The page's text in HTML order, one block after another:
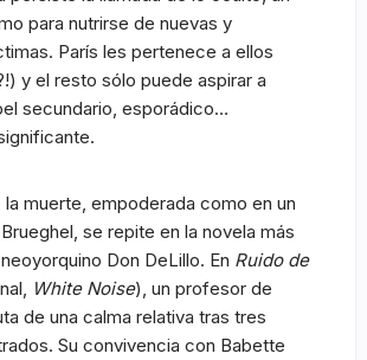
para nutrirse de nuevas y
París les pertenece a ellos
y el resto sólo puede aspirar a
secundario, esporádico…
muerte, empoderada como en un
se repite en la novela más
Don DeLillo. En Ruido de
White Noise), un profesor de
de una calma relativa tras tres
Su convivencia con Babette